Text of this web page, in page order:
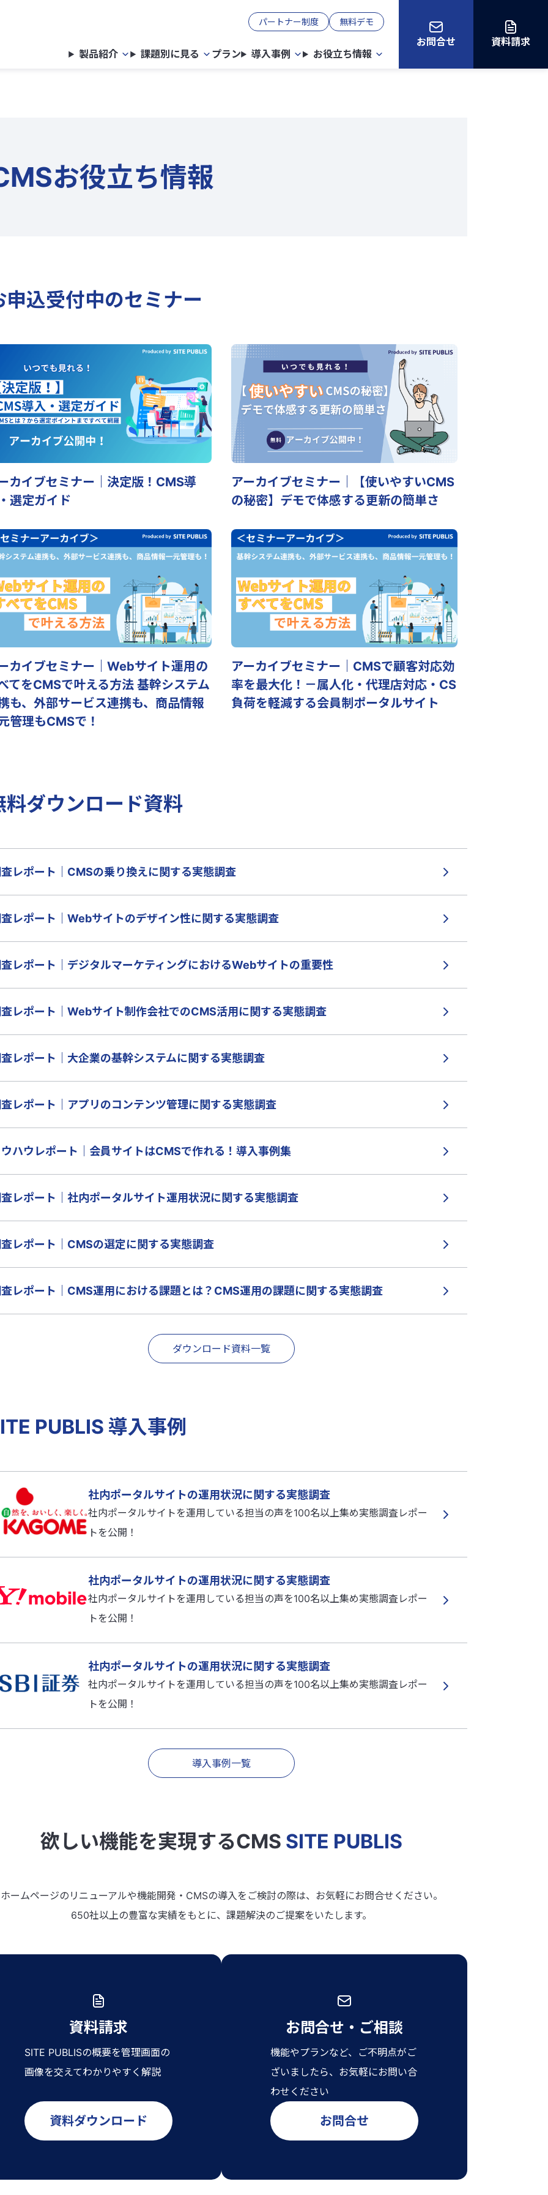
パートナー制度 無料デモ
製品紹介 課題別に見る プラン 導入事例 お役立ち情報
お問合せ 資料請求
お役立ち情報
申込受付中のセミナー
カイブセミナー｜決定版！CMS導
選定ガイド
アーカイブセミナー｜【使いやすいCMS
の秘密】デモで体感する更新の簡単さ
カイブセミナー｜Webサイト運用の
てをCMSで叶える方法 基幹システム
も、外部サービス連携も、商品情報
管理もCMSで！
アーカイブセミナー｜CMSで顧客対応効
率を最大化！－属人化・代理店対応・CS
負荷を軽減する会員制ポータルサイト
料ダウンロード資料
レポート｜CMSの乗り換えに関する実態調査
レポート｜Webサイトのデザイン性に関する実態調査
レポート｜デジタルマーケティングにおけるWebサイトの重要性
レポート｜Webサイト制作会社でのCMS活用に関する実態調査
レポート｜大企業の基幹システムに関する実態調査
レポート｜アプリのコンテンツ管理に関する実態調査
ハウレポート｜会員サイトはCMSで作れる！導入事例集
レポート｜社内ポータルサイト運用状況に関する実態調査
レポート｜CMSの選定に関する実態調査
レポート｜CMS運用における課題とは？CMS運用の課題に関する実態調査
ダウンロード資料一覧
PUBLIS 導入事例
社内ポータルサイトの運用状況に関する実態調査
社内ポータルサイトを運用している担当の声を100名以上集め実態調査レポー
トを公開！
社内ポータルサイトの運用状況に関する実態調査
社内ポータルサイトを運用している担当の声を100名以上集め実態調査レポー
トを公開！
社内ポータルサイトの運用状況に関する実態調査
社内ポータルサイトを運用している担当の声を100名以上集め実態調査レポー
トを公開！
導入事例一覧
欲しい機能を実現するCMS SITE PUBLIS
ホームページのリニューアルや機能開発・CMSの導入をご検討の際は、お気軽にお問合せください。
650社以上の豊富な実績をもとに、課題解決のご提案をいたします。
資料請求
SITE PUBLISの概要を管理画面の
画像を交えてわかりやすく解説
資料ダウンロード
お問合せ・ご相談
機能やプランなど、ご不明点がご
ざいましたら、お気軽にお問い合
わせください
お問合せ